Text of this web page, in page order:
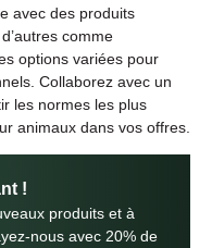
avec des produits
comme
options variées pour
Collaborez avec un
les normes les plus
animaux dans vos offres.
!
produits et à
nous avec 20% de